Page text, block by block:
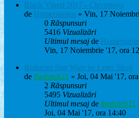
Black Vineri 2017 - Clevertoys
de Homersapien » Vin, 17
0 Răspunsuri
5416 Vizualizări
Ultimul mesaj de
Vin, 17 Noiembrie '17, ora
Reduceri Star Wars pe Lego Shop
de thedutch21 » Joi, 04 Mai '17,
2 Răspunsuri
5495 Vizualizări
Ultimul mesaj de thedutch21
Joi, 04 Mai '17, ora 14:40